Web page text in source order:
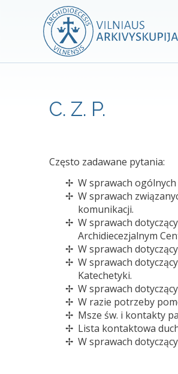
C. Z. P.
Często zadawane pytania:
W sprawach
W sprawach
komunikacji.
W sprawach
Archidiecezjalnym
W sprawach
W sprawach
Katechetyki.
W sprawach
W razie potrzeby
Msze św. i kontakty
Lista kontaktowa
W sprawach